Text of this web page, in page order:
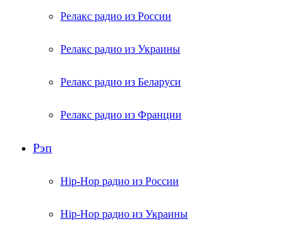
Релакс радио из России
Релакс радио из Украины
Релакс радио из Беларуси
Релакс радио из Франции
Рэп
Hip-Hop радио из России
Hip-Hop радио из Украины